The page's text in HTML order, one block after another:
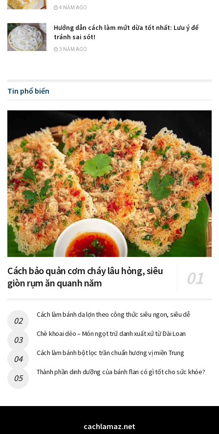
4 NĂM AGO
Hướng dẫn cách làm mứt dừa tốt nhất: Lưu ý để
tránh sai sót!
3 NĂM AGO
Tin phổ biến
Cách bảo quản cơm cháy lâu hỏng, siêu
giòn rụm ăn quanh năm
Cách làm bánh da lợn theo công thức siêu ngon, siêu dễ
Chè khoai dẻo – Món ngọt trứ danh xuất xứ từ Đài Loan
Cách làm bánh bột lọc trần chuẩn hương vị miền Trung
Thành phần dinh dưỡng của bánh flan có gì tốt cho sức khỏe?
cachlamaz.net